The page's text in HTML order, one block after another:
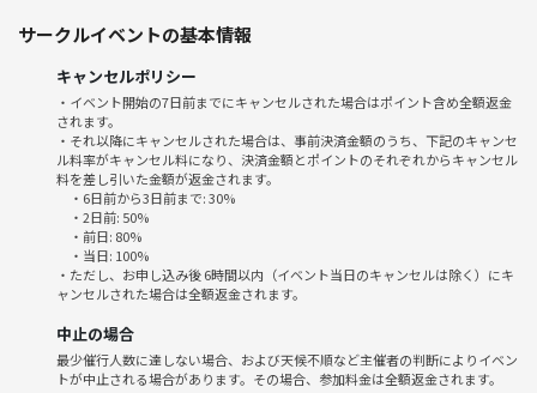
◆作業
集中力が切れたらストレッチしたり周辺を歩いてくるなど各自で対応し
てください
無為な雑談は控えましょう
※だらだらしなければよいので作業を継続しながら世間話くらいはOK
サークルイベントの基本情報
キャンセルポリシー
・イベント開始の7日前までにキャンセルされた場合はポイント含め全額返金
されます。
・それ以降にキャンセルされた場合は、事前決済金額のうち、下記のキャンセ
ル料率がキャンセル料になり、決済金額とポイントのそれぞれからキャンセル
料を差し引いた金額が返金されます。
・6日前から3日前まで: 30%
・2日前: 50%
・前日: 80%
・当日: 100%
・ただし、お申し込み後 6時間以内（イベント当日のキャンセルは除く）にキ
ャンセルされた場合は全額返金されます。
中止の場合
最少催行人数に達しない場合、および天候不順など主催者の判断によりイベン
トが中止される場合があります。その場合、参加料金は全額返金されます。